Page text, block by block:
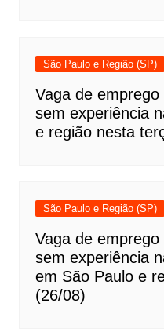
São Paulo e Região (SP)
Vaga de
sem experiência
e região nesta
São Paulo e Região (SP)
Vaga de
sem experiência
em São Paulo e
(26/08)